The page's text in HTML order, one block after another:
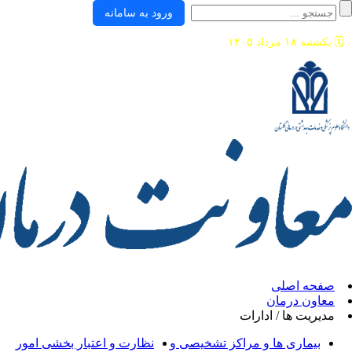
/ ادارات
ها و مراکز تشخیصی و
نظارت و اعتبار بخشی امور